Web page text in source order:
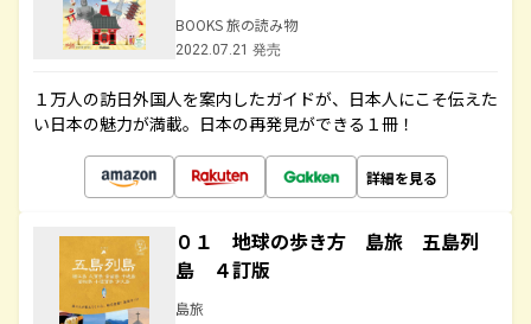
BOOKS 旅の読み物
2022.07.21 発売
１万人の訪日外国人を案内したガイドが、日本人にこそ伝えた
い日本の魅力が満載。日本の再発見ができる１冊！
詳細を見る
０１ 地球の歩き方 島旅 五島列
島 ４訂版
島旅